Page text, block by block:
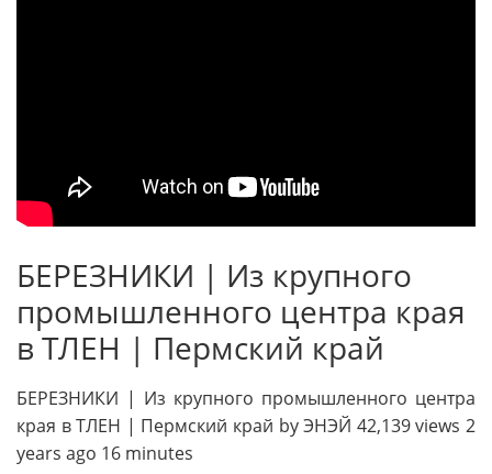
БЕРЕЗНИКИ | Из крупного
промышленного центра края
в ТЛЕН | Пермский край
БЕРЕЗНИКИ | Из крупного промышленного центра
края в ТЛЕН | Пермский край by ЭНЭЙ 42,139 views 2
years ago 16 minutes